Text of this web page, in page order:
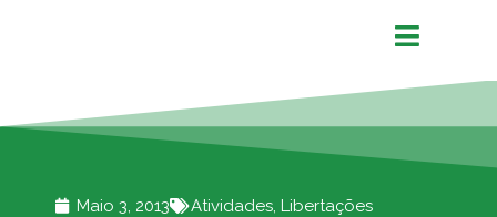
Maio 3, 2013 Atividades, Libertações